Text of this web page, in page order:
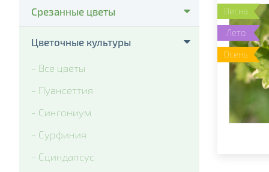
- Cello Deep Orange
- Colossus Pure Golden Yellow
- Delta Clear Color mix
- Delta Pro Violet and White
- Matrix Blue Blotch
- Matrix Citrus Mix
- Matrix Denim
Срезанные цветы
- Тюльпаны
Цветочные культуры
- Все цветы
- Пуансеттия
- Сингониум
- Сурфиния
- Сциндапсус
Весна
Лето
Осень